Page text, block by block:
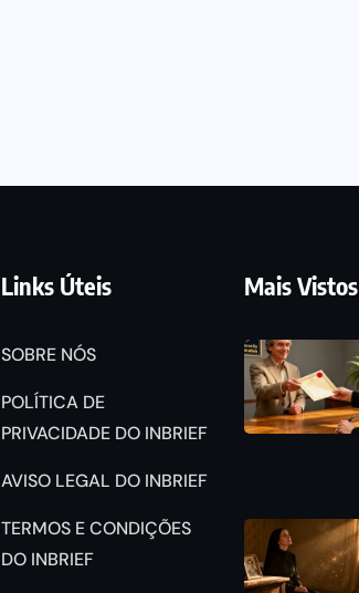
Links Úteis
SOBRE NÓS
POLÍTICA DE
PRIVACIDADE DO INBRIEF
AVISO LEGAL DO INBRIEF
TERMOS E CONDIÇÕES
DO INBRIEF
Mais Vistos